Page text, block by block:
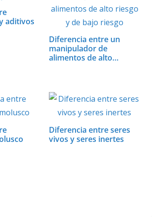
r
aditivos
Diferencia entre un
manipulador de
alimentos de alto…
Diferencia entre seres
vivos y seres inertes